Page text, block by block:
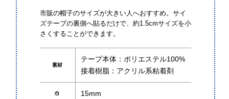
補修の仕方
補修したいもの
補修したい素材
市販の帽子のサイズが大きい人へおすすめ。サイ
ズテープの裏側へ貼るだけで、約1.5cmサイズを小
さくすることができます。
素材
テープ本体：ポリエステル100%
接着樹脂：アクリル系粘着剤
巾 15mm